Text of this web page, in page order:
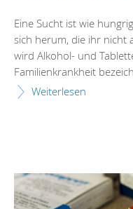
Eine Sucht ist wie
sich herum, die ihr nicht
wird Alkohol- und
Familienkrankheit
Weiterlesen